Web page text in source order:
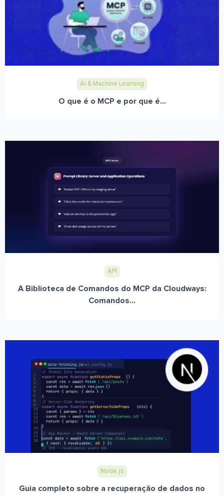
AI & Machine Learning
O que é o MCP e por que é...
API
A Biblioteca de Comandos do MCP da Cloudways:
Comandos...
Node.js
Guia completo sobre a recuperação de dados no